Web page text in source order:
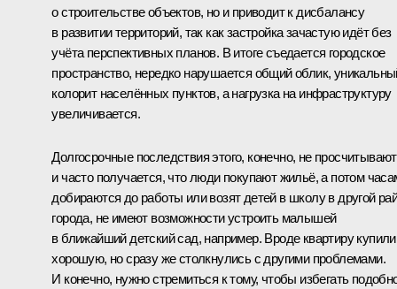
о строительстве объектов, но и приводит к дисбалансу
в развитии территорий, так как застройка зачастую идёт без
учёта перспективных планов. В итоге съедается городское
пространство, нередко нарушается общий облик,
колорит населённых пунктов, а нагрузка на инфраструктуру
увеличивается.
Долгосрочные последствия этого, конечно, не
и часто получается, что люди покупают жильё, а потом
добираются до работы или возят детей в школу в другой
города, не имеют возможности устроить малышей
в ближайший детский сад, например. Вроде квартиру купили
хорошую, но сразу же столкнулись с другими проблемами.
И конечно, нужно стремиться к тому, чтобы избегать